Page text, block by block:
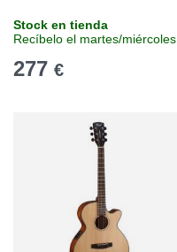
Stock en tienda
Recíbelo el martes/miércoles
277 €